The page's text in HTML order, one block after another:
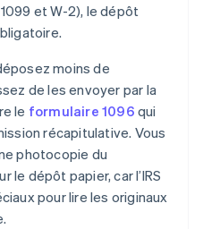
et W-2), le dépôt
moins de
de les envoyer par la
le formulaire 1096 qui
récapitulative. Vous
photocopie du
le dépôt papier, car l’IRS
pour lire les originaux